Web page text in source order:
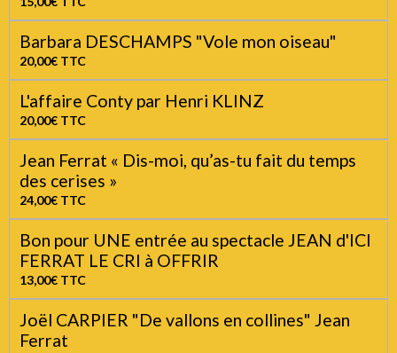
Les ardéchois le CD
15,00€TTC